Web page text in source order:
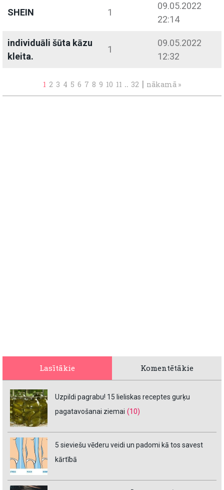
SHEIN 1
09.05.2022
22:14
individuāli šūta kāzu
kleita.
1
09.05.2022
12:32
1 2 3 4 5 6 7 8 9 10 11 .. 32 | nākamā »
Lasītākie Komentētākie
Uzpildi pagrabu! 15 lieliskas receptes gurķu
pagatavošanai ziemai (10)
5 sieviešu vēderu veidi un padomi kā tos savest
kārtībā